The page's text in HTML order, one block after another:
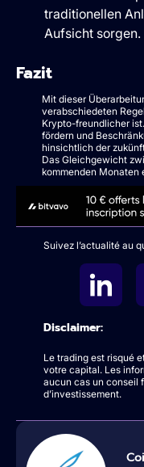
traditionellen
Aufsicht sorgen.
Fazit
Mit dieser
verabschiedeten
Krypto-freundlicher
fördern und
hinsichtlich der
Das Gleichgewicht
kommenden Monaten
Suivez l’actualité au
Disclaimer:
Le trading est risqué
votre capital. Les
aucun cas un conseil
d’investissement.